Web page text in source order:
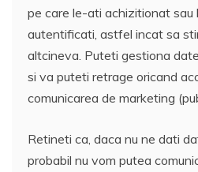
pe care le-ati achizitionat
autentificati, astfel incat sa
altcineva. Puteti gestiona
si va puteti retrage oricand
comunicarea de marketing
Retineti ca, daca nu ne dati
probabil nu vom putea